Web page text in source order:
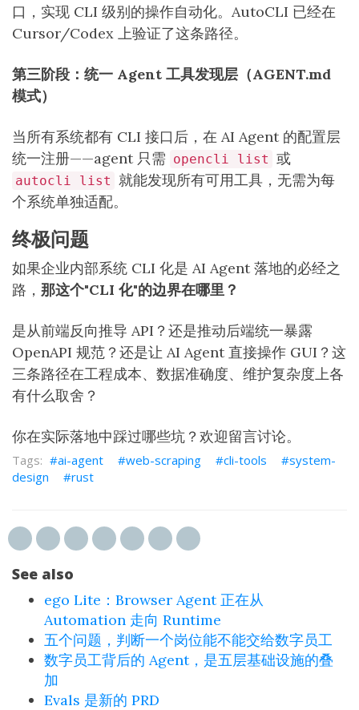
口，实现 CLI 级别的操作自动化。AutoCLI 已经在
Cursor/Codex 上验证了这条路径。
第三阶段：统一 Agent 工具发现层（AGENT.md
模式）
当所有系统都有 CLI 接口后，在 AI Agent 的配置层
统一注册——agent 只需 opencli list 或
autocli list 就能发现所有可用工具，无需为每
个系统单独适配。
终极问题
如果企业内部系统 CLI 化是 AI Agent 落地的必经之
路， 那这个"CLI 化"的边界在哪里？
是从前端反向推导 API？还是推动后端统一暴露
OpenAPI 规范？还是让 AI Agent 直接操作 GUI？这
三条路径在工程成本、数据准确度、维护复杂度上各
有什么取舍？
你在实际落地中踩过哪些坑？欢迎留言讨论。
ai-agent web-scraping cli-tools
system-
design
rust
See also
ego Lite：Browser Agent 正在从
Automation 走向 Runtime
五个问题，判断一个岗位能不能交给数字员工
数字员工背后的 Agent，是五层基础设施的叠
加
Evals 是新的 PRD